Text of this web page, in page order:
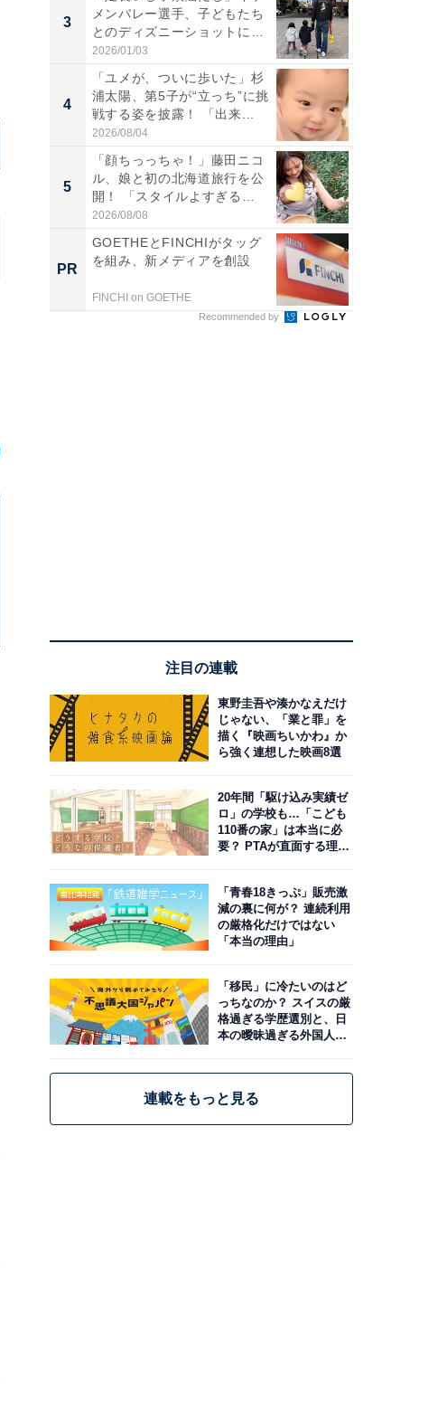
3
メンバレー選手、子どもたち
とのディズニーショットに
「か...
2026/01/03
4
「ユメが、ついに歩いた」杉
浦太陽、第5子が“立っち”に挑
戦する姿を披露！ 「出来...
2026/08/04
5
「顔ちっっちゃ！」藤田ニコ
ル、娘と初の北海道旅行を公
開！ 「スタイルよすぎる
よ〜...
2026/08/08
PR
GOETHEとFINCHIがタッグ
を組み、新メディアを創設
FINCHI on GOETHE
Recommended by
注目の連載
東野圭吾や湊かなえだけ
じゃない、「業と罪」を
描く『映画ちいかわ』か
ら強く連想した映画8選
20年間「駆け込み実績ゼ
ロ」の学校も…「こども
110番の家」は本当に必
要？ PTAが直面する理想
「青春18きっぷ」販売激
減の裏に何が？ 連続利用
の厳格化だけではない
「本当の理由」
「移民」に冷たいのはど
っちなのか？ スイスの厳
格過ぎる学歴選別と、日
本の曖昧過ぎる外国人政
連載をもっと見る